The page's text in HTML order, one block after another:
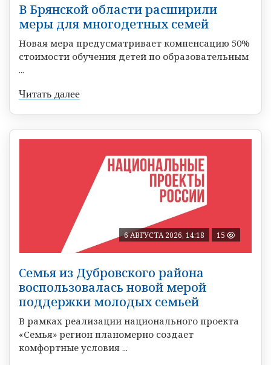
В Брянской области расширили
меры для многодетных семей
Новая мера предусматривает компенсацию 50%
стоимости обучения детей по образовательным
...
Читать далее
6 АВГУСТА 2026, 14:18 15
Семья из Дубровского района
воспользовалась новой мерой
поддержки молодых семьей
В рамках реализации национального проекта
«Семья» регион планомерно создает
комфортные условия ...